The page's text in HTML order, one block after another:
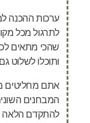
ערכות ההכנה
לתרגול מכל
שהכי מתאים
ותוכלו לשלוט
אתם מחליטים
המבחנים
להתקדם הלאה